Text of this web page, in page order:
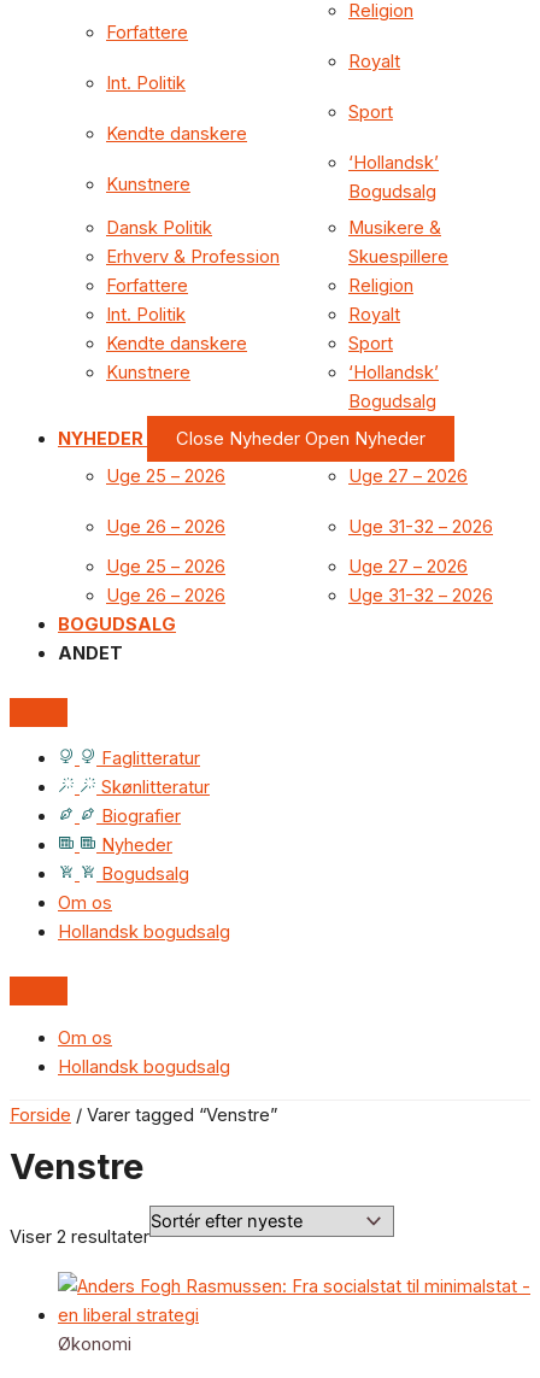
Forfattere
Int. Politik
Kendte danskere
Kunstnere
Religion
Royalt
Sport
‘Hollandsk’
Bogudsalg
Dansk Politik
Erhverv & Profession
Forfattere
Int. Politik
Kendte danskere
Kunstnere
Musikere &
Skuespillere
Religion
Royalt
Sport
‘Hollandsk’
Bogudsalg
NYHEDER
Close Nyheder Open Nyheder
Uge 25 – 2026
Uge 26 – 2026
Uge 27 – 2026
Uge 31-32 – 2026
Uge 25 – 2026
Uge 26 – 2026
Uge 27 – 2026
Uge 31-32 – 2026
BOGUDSALG
ANDET
Faglitteratur
Skønlitteratur
Biografier
Nyheder
Bogudsalg
Om os
Hollandsk bogudsalg
Om os
Hollandsk bogudsalg
Forside / Varer tagged “Venstre”
Venstre
Viser 2 resultater
Økonomi